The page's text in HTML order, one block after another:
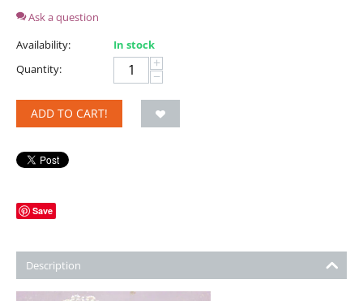
Ask a question
Availability:
In stock
Quantity:
+
−
ADD TO CART!
Save
Description